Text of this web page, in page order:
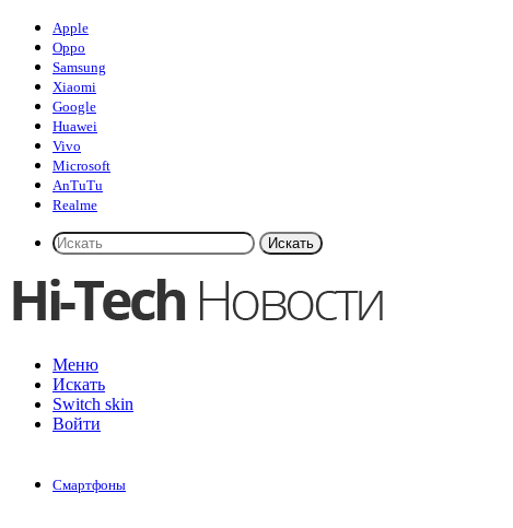
Apple
Oppo
Samsung
Xiaomi
Google
Huawei
Vivo
Microsoft
AnTuTu
Realme
Искать
Меню
Искать
Switch skin
Войти
Смартфоны